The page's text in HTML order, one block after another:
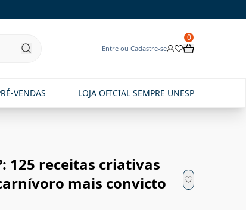
Entre ou Cadastre-se
0
VENDAS LOJA OFICIAL SEMPRE UNESP
125 receitas criativas
mais convicto